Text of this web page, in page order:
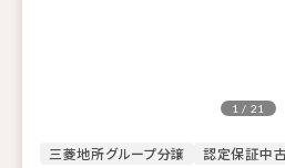
三菱地所グループ分譲 認定保証中
1 / 21